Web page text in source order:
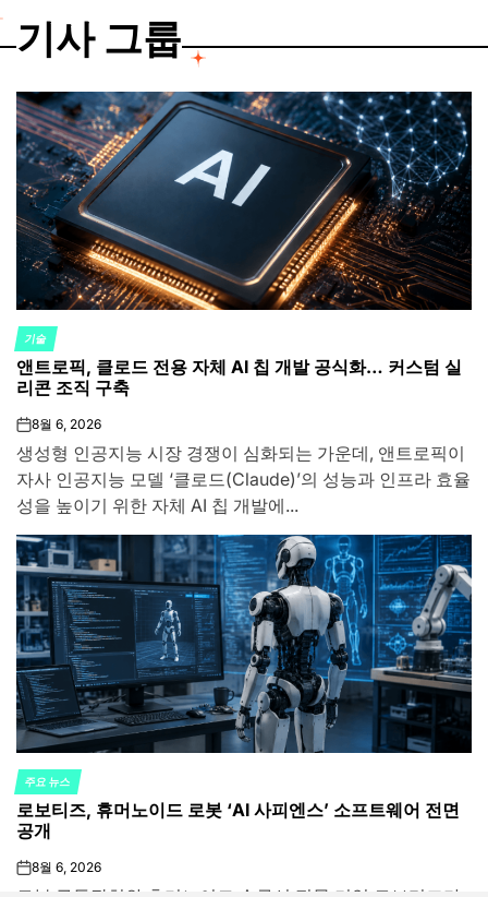
기사 그룹
POSTED
IN
기술
앤트로픽, 클로드 전용 자체 AI 칩 개발 공식화… 커스텀 실
리콘 조직 구축
on8월 6, 2026
생성형 인공지능 시장 경쟁이 심화되는 가운데, 앤트로픽이
자사 인공지능 모델 ‘클로드(Claude)’의 성능과 인프라 효율
성을 높이기 위한 자체 AI 칩 개발에...
POSTED
IN
주요 뉴스
로보티즈, 휴머노이드 로봇 ‘AI 사피엔스’ 소프트웨어 전면
공개
on8월 6, 2026